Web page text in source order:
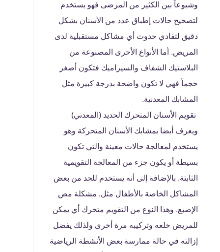
وشيوعاً بين الكثير من المرضى فهو يستخدم
لتصحيح حالات إطباق عدد من الأسنان بشكل
دقيق لتفادي حدوث أي مشاكل مستقبلية لدى
المريض. أما الأنواع الأخرى المصنوعة من
البلاستيك الشفاف والسيراميك فتكون أصغر
حجماً فهي لا تكون واضحة بدرجة كبيرة مثل
المشابك المعدنية.
تقويم الأسنان المتحرك الحديد (المعدني)
ويعرف أيضا بمشابك الأسنان المتحركة وهو
يستخدم لمعالجة حالات معينة والتي تكون
بسيطة أو يكون جزء من المعالجة التقويمية
الثابتة. بالإضافة إلى أنه يستخدم للحد من بعض
المشاكل الخاصة بالأطفال مثل, مشكلة مص
الإصبع. وهذا النوع من التقويم متحرك أي يمكن
للمريض خلعه وتركيبه مرة أخرى ولذلك يفضل
إزالته في حالة ممارسة بعض الأنشطة الرياضية